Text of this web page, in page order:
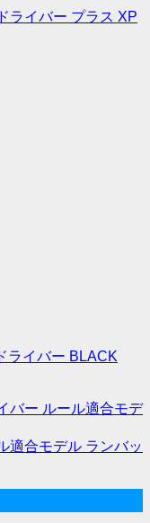
ライバー プラス XP
ライバー BLACK
バー ルール適合モデ
適合モデル ランバッ